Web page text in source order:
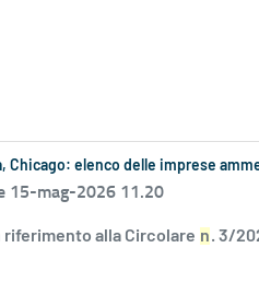
Chicago: elenco delle imprese
15-mag-2026 11.20
alla Circolare n. 3/